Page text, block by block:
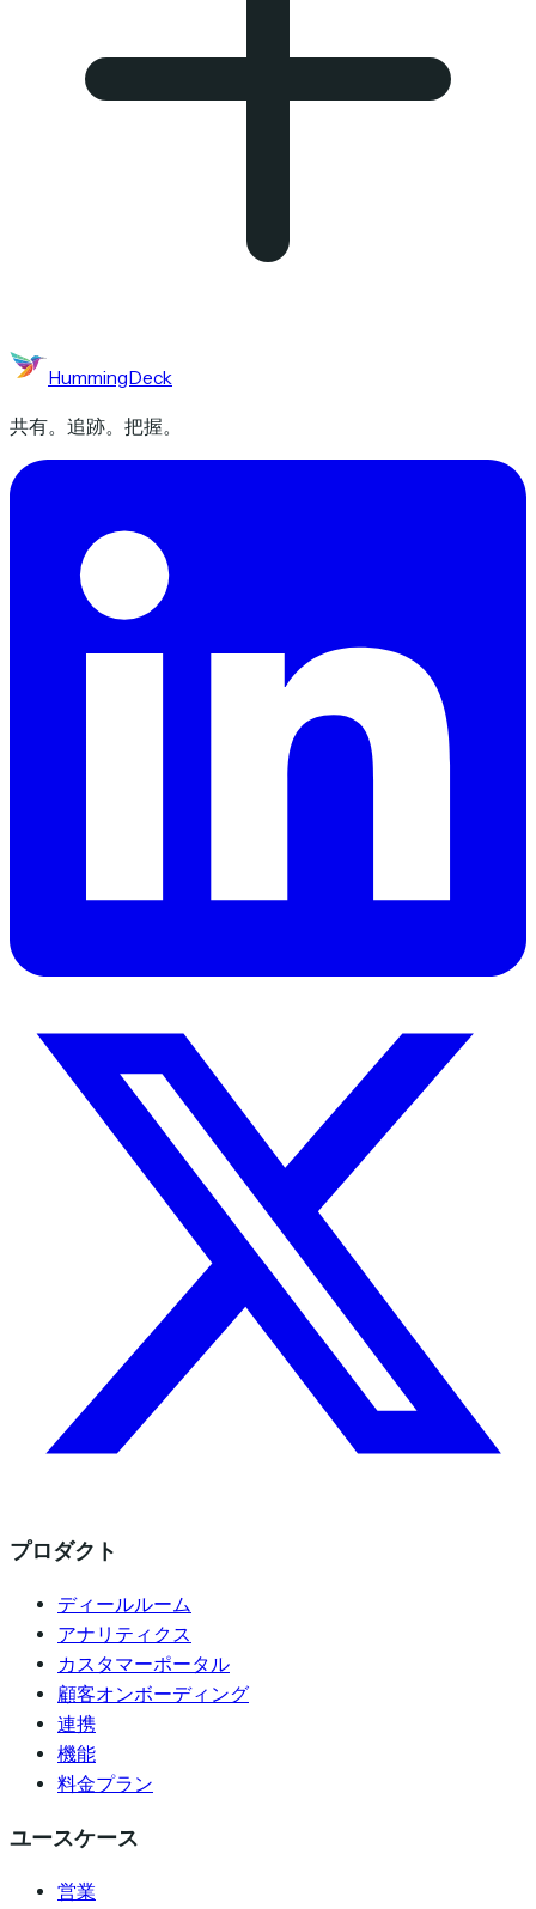
HummingDeck
共有。追跡。把握。
プロダクト
ディールルーム
アナリティクス
カスタマーポータル
顧客オンボーディング
連携
機能
料金プラン
ユースケース
営業